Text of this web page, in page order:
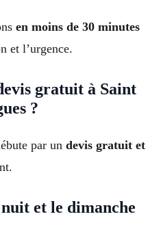
en moins de 30 minutes
et l’urgence.
gratuit à Saint
?
par un devis gratuit et
et le dimanche